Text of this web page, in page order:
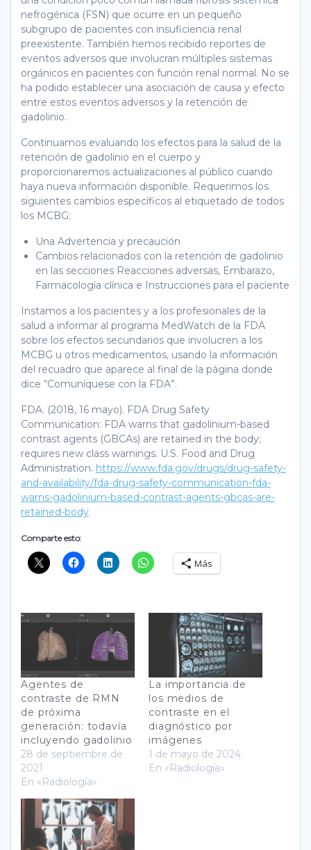
nefrogénica (FSN) que ocurre en un pequeño
subgrupo de pacientes con insuficiencia renal
preexistente. También hemos recibido reportes de
eventos adversos que involucran múltiples sistemas
orgánicos en pacientes con función renal normal. No se
ha podido establecer una asociación de causa y efecto
entre estos eventos adversos y la retención de
gadolinio.
Continuamos evaluando los efectos para la salud de la
retención de gadolinio en el cuerpo y
proporcionaremos actualizaciones al público cuando
haya nueva información disponible. Requerimos los
siguientes cambios específicos al etiquetado de todos
los MCBG:
Una Advertencia y precaución
Cambios relacionados con la retención de gadolinio
en las secciones Reacciones adversas, Embarazo,
Farmacología clínica e Instrucciones para el paciente
Instamos a los pacientes y a los profesionales de la
salud a informar al programa MedWatch de la FDA
sobre los efectos secundarios que involucren a los
MCBG u otros medicamentos, usando la información
del recuadro que aparece al final de la página donde
dice “Comuníquese con la FDA”.
FDA. (2018, 16 mayo). FDA Drug Safety
Communication: FDA warns that gadolinium-based
contrast agents (GBCAs) are retained in the body;
requires new class warnings. U.S. Food and Drug
Administration. https://www.fda.gov/drugs/drug-safety-
and-availability/fda-drug-safety-communication-fda-
warns-gadolinium-based-contrast-agents-gbcas-are-
retained-body
Comparte esto:
Más
Agentes de
contraste de RMN
de próxima
generación: todavía
incluyendo gadolinio
28 de septiembre de
2021
En «Radiología»
La importancia de
los medios de
contraste en el
diagnóstico por
imágenes
1 de mayo de 2024
En «Radiología»